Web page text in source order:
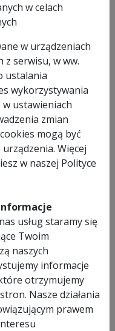
w celach
w urządzeniach
z serwisu, w ww.
ustalania
wykorzystywania
ustawieniach
zmian
mogą być
Więcej
w naszej Polityce
usług staramy się
Twoim
naszych
informacje
otrzymujemy
Nasze działania
prawem
500 mm,
o wymiarze 1735 x 13 x 0,9
obsługi,
producenta (12 miesięcy
taśmowa do
.
mocy 2000W
podczas cięcia
zakres w
odpowiedzialnym za
taśmy w zakresie 35 do
na dostosowanie
najbardziej